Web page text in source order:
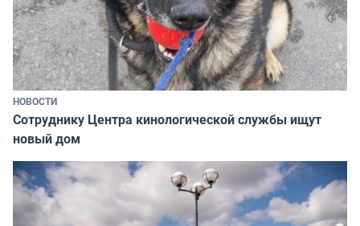
НОВОСТИ
Сотруднику Центра кинологической службы ищут
новый дом